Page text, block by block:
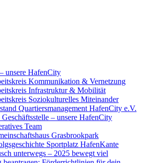
unsere HafenCity
Kommunikation & Vernetzung
Infrastruktur & Mobilität
Soziokulturelles Miteinander
Quartiersmanagement HafenCity e.V.
– unsere HafenCity
Team
Grasbrookpark
Sportplatz HafenKante
unterwegs – 2025 bewegt viel